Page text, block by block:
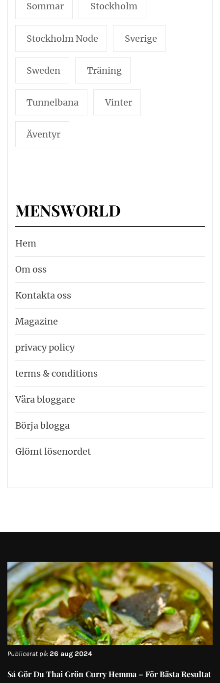
Sommar Stockholm
Stockholm Node Sverige
Sweden Träning
Tunnelbana Vinter
Äventyr
MENSWORLD
Hem
Om oss
Kontakta oss
Magazine
privacy policy
terms & conditions
Våra bloggare
Börja blogga
Glömt lösenordet
Publicerat på:26 aug 2024
Så Gör Du Thai Grön Curry Hemma – För Bästa Resultat